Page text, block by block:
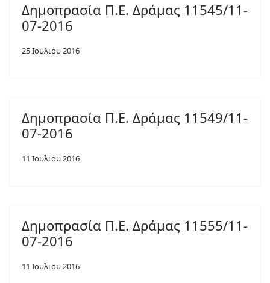
Δημοπρασία Π.Ε. Δράμας 11545/11-
07-2016
25 Ιουλιου 2016
Δημοπρασία Π.Ε. Δράμας 11549/11-
07-2016
11 Ιουλιου 2016
Δημοπρασία Π.Ε. Δράμας 11555/11-
07-2016
11 Ιουλιου 2016